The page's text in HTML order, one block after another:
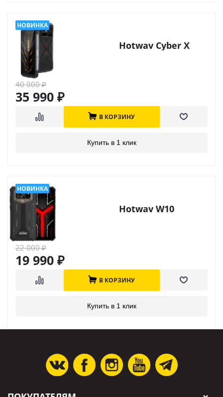
Hotwav Cyber X
40 000₽
35 990 ₽
В КОРЗИНУ
Купить в 1 клик
Hotwav W10
22 000₽
19 990 ₽
В КОРЗИНУ
Купить в 1 клик